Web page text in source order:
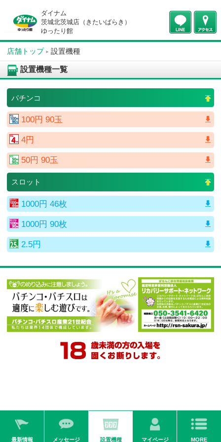
ダイナム
茨城北茨城店（きたいばらき）
ゆったり館
店舗トップ 設置機種
設置機種一覧
100円 90玉
4円
50円 90玉
スロット
1000円 46枚
1000円 90枚